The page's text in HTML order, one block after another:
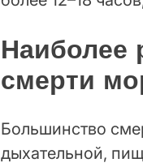
Наиболее
смерти
Большинство
дыхательной,